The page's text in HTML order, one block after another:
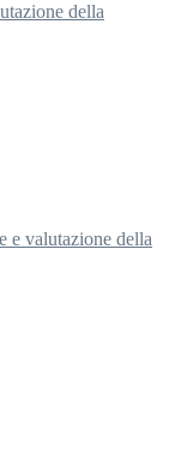
della
e valutazione della